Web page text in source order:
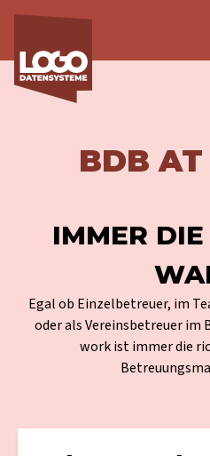
BDB
IMMER
Egal ob Einzelbetreuer, im
oder als Vereinsbetreuer im
work ist immer die